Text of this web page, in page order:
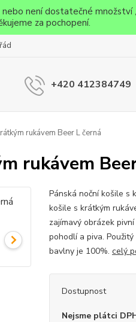
není dostatečné
za pochopení.
+420 412384749
rukávem Beer L černá
rukávem
Pánská noční košile s
košile s krátkým
zajímavý obrázek
pohodlí a piva.
bavlny je 100%. celý
Dostupnost
Nejsme plátci